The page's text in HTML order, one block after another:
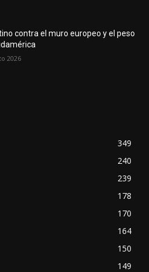
contra el muro europeo y el peso
2026
349
240
239
178
170
164
150
149